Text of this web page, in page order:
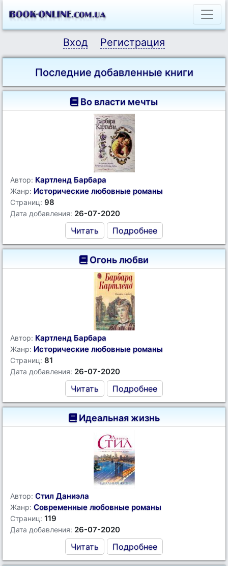
Вход Регистрация
Последние добавленные книги
Во власти мечты
Автор: Картленд Барбара
Жанр: Исторические любовные романы
Страниц: 98
Дата добавления: 26-07-2020
Читать Подробнее
Огонь любви
Автор: Картленд Барбара
Жанр: Исторические любовные романы
Страниц: 81
Дата добавления: 26-07-2020
Читать Подробнее
Идеальная жизнь
Автор: Стил Даниэла
Жанр: Современные любовные романы
Страниц: 119
Дата добавления: 26-07-2020
Читать Подробнее